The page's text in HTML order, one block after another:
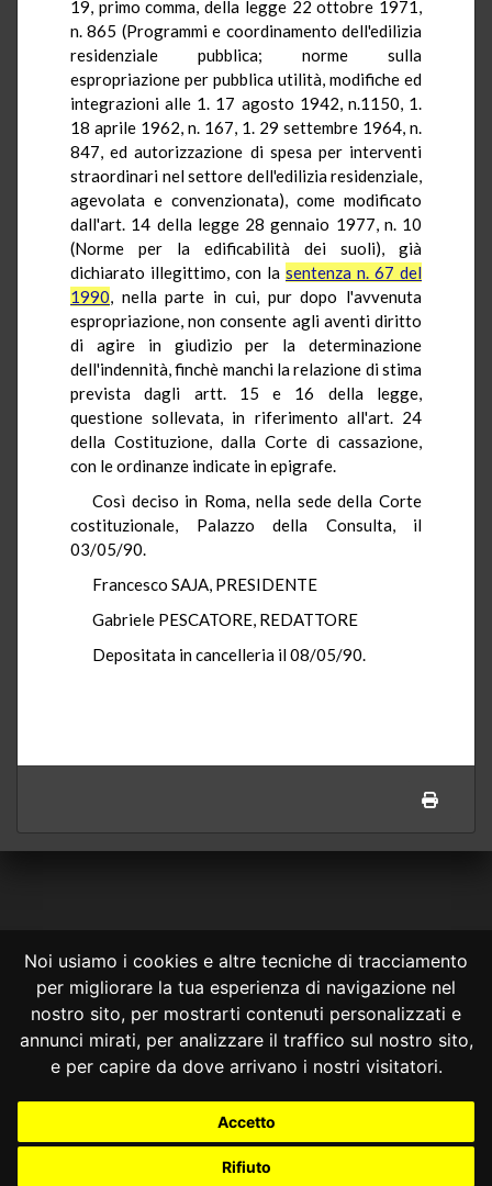
Noi usiamo i cookies e altre tecniche di tracciamento
per migliorare la tua esperienza di navigazione nel
nostro sito, per mostrarti contenuti personalizzati e
annunci mirati, per analizzare il traffico sul nostro sito,
e per capire da dove arrivano i nostri visitatori.
Accetto
Rifiuto
19, primo comma, della legge 22 ottobre 1971,
n. 865 (Programmi e coordinamento dell'edilizia
residenziale pubblica; norme sulla
espropriazione per pubblica utilità, modifiche ed
integrazioni alle 1. 17 agosto 1942, n.1150, 1.
18 aprile 1962, n. 167, 1. 29 settembre 1964, n.
847, ed autorizzazione di spesa per interventi
straordinari nel settore dell'edilizia residenziale,
agevolata e convenzionata), come modificato
dall'art. 14 della legge 28 gennaio 1977, n. 10
(Norme per la edificabilità dei suoli), già
dichiarato illegittimo, con la sentenza n. 67 del
1990, nella parte in cui, pur dopo l'avvenuta
espropriazione, non consente agli aventi diritto
di agire in giudizio per la determinazione
dell'indennità, finchè manchi la relazione di stima
prevista dagli artt. 15 e 16 della legge,
questione sollevata, in riferimento all'art. 24
della Costituzione, dalla Corte di cassazione,
con le ordinanze indicate in epigrafe.
Così deciso in Roma, nella sede della Corte
costituzionale, Palazzo della Consulta, il
03/05/90.
Francesco SAJA, PRESIDENTE
Gabriele PESCATORE, REDATTORE
Depositata in cancelleria il 08/05/90.
CONSULTA ONLINE DAL 1995 -NOTE LEGALI
Consulta OnLine non ha prodotto e non è responsabile per i contenuti e
le informazioni legali di siti collegati.
costituisce una relazione di consulenza legale.
Nessuno deve confidare o agire in base alle informazioni disponibili in